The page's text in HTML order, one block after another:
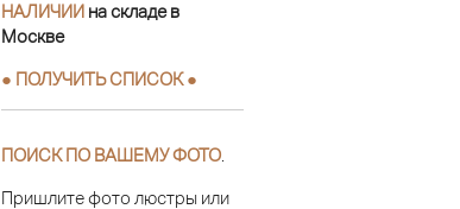
НАЛИЧИИ на складе в
Москве
● ПОЛУЧИТЬ СПИСОК ●
ПОИСК ПО ВАШЕМУ ФОТО
Пришлите фото люстры или